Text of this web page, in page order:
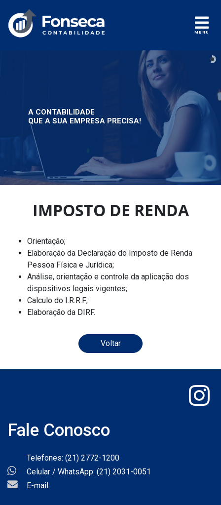
MENU
A CONTABILIDADE
QUE A SUA EMPRESA PRECISA!
IMPOSTO DE RENDA
Orientação;
Elaboração da Declaração do Imposto de Renda
Pessoa Física e Jurídica;
Análise, orientação e controle da aplicação dos
dispositivos legais vigentes;
Calculo do I.R.R.F;
Elaboração da DIRF.
Voltar
Fale Conosco
Telefones: (21) 2772-1200
Celular / WhatsApp: (21) 2031-0051
E-mail: